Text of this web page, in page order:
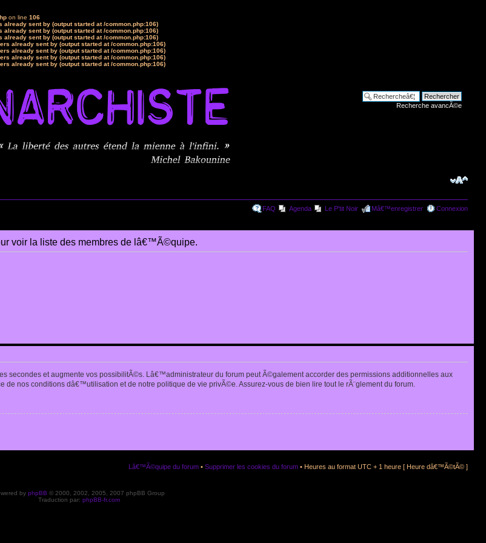
on line 106
already sent by (output started at /common.php:106)
already sent by (output started at /common.php:106)
already sent by (output started at /common.php:106)
already sent by (output started at /common.php:106)
already sent by (output started at /common.php:106)
already sent by (output started at /common.php:106)
already sent by (output started at /common.php:106)
Recherche avancÃ©e
FAQ Agenda Le P'tit Noir Mâ€™enregistrer Connexion
voir la liste des membres de lâ€™Ã©quipe.
secondes et augmente vos possibilitÃ©s. Lâ€™administrateur du forum peut Ã©galement accorder des permissions additionnelles aux
nos conditions dâ€™utilisation et de notre politique de vie privÃ©e. Assurez-vous de bien lire tout le rÃ¨glement du forum.
Lâ€™Ã©quipe du forum • Supprimer les cookies du forum • Heures au format UTC + 1 heure [ Heure dâ€™Ã©tÃ© ]
by phpBB © 2000, 2002, 2005, 2007 phpBB Group
Traduction par: phpBB-fr.com